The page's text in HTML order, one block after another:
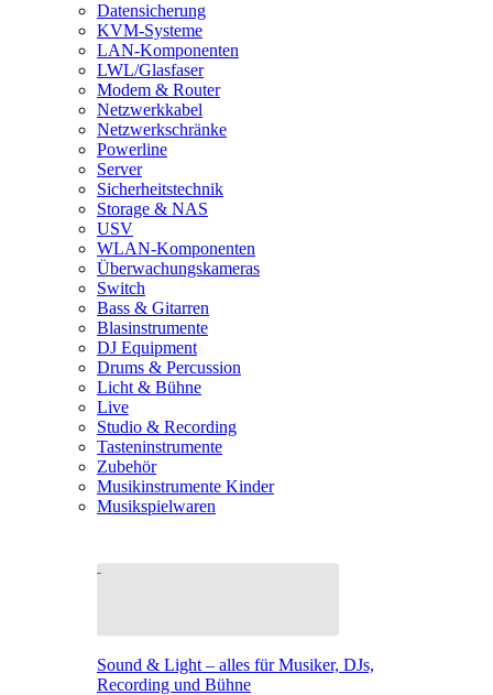
Datensicherung
KVM-Systeme
LAN-Komponenten
LWL/Glasfaser
Modem & Router
Netzwerkkabel
Netzwerkschränke
Powerline
Server
Sicherheitstechnik
Storage & NAS
USV
WLAN-Komponenten
Überwachungskameras
Switch
Bass & Gitarren
Blasinstrumente
DJ Equipment
Drums & Percussion
Licht & Bühne
Live
Studio & Recording
Tasteninstrumente
Zubehör
Musikinstrumente Kinder
Musikspielwaren
Sound & Light – alles für Musiker, DJs,
Recording und Bühne